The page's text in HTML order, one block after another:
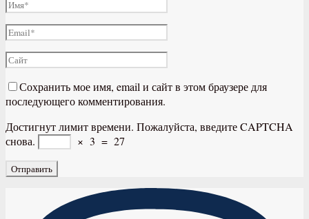
Сохранить мое имя, email и сайт в этом браузере для
последующего комментирования.
Достигнут лимит времени. Пожалуйста, введите CAPTCHA
снова.
× 3 = 27